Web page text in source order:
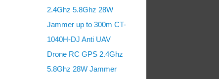
2.4Ghz 5.8Ghz 28W
Jammer up to 300m CT-
1040H-DJ Anti UAV
Drone RC GPS 2.4Ghz
5.8Ghz 28W Jammer